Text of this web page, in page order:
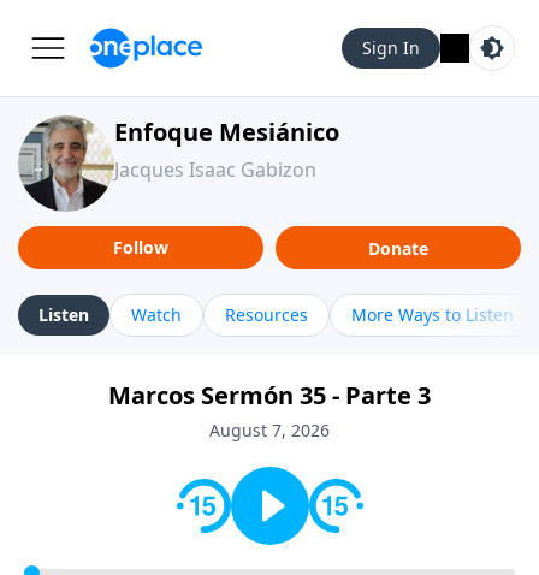
Sign In
Enfoque Mesiánico
Jacques Isaac Gabizon
Follow Donate
Listen Watch Resources More Ways to Listen
Marcos Sermón 35 - Parte 3
August 7, 2026